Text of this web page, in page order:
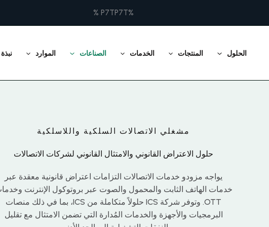
%P7TP7T %
الحلول المنتجات الخدمات الصناعات الموارد
مشغلي الاتصالات السلكية واللاسلكية
حلول الاعتراض القانوني والامتثال القانوني لشركات الاتصالات
يواجه مزودو خدمات الاتصالات التزامات اعتراض قانونية معقدة عبر
خدمات الهاتف الثابت والمحمول والصوت عبر بروتوكول الإنترنت
OTT. وتوفر شركة ICS حلولاً متكاملة من ICS، بما في ذلك منصات
البرمجيات والأجهزة والخدمات المُدارة التي تضمن الامتثال مع تقليل